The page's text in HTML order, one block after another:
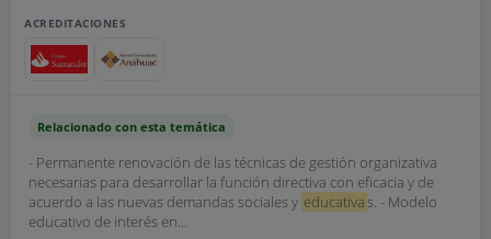
ACREDITACIONES
Relacionado con esta temática
- Permanente renovación de las técnicas de gestión organizativa
necesarias para desarrollar la función directiva con eficacia y de
acuerdo a las nuevas demandas sociales y educativas. - Modelo
educativo de interés en...